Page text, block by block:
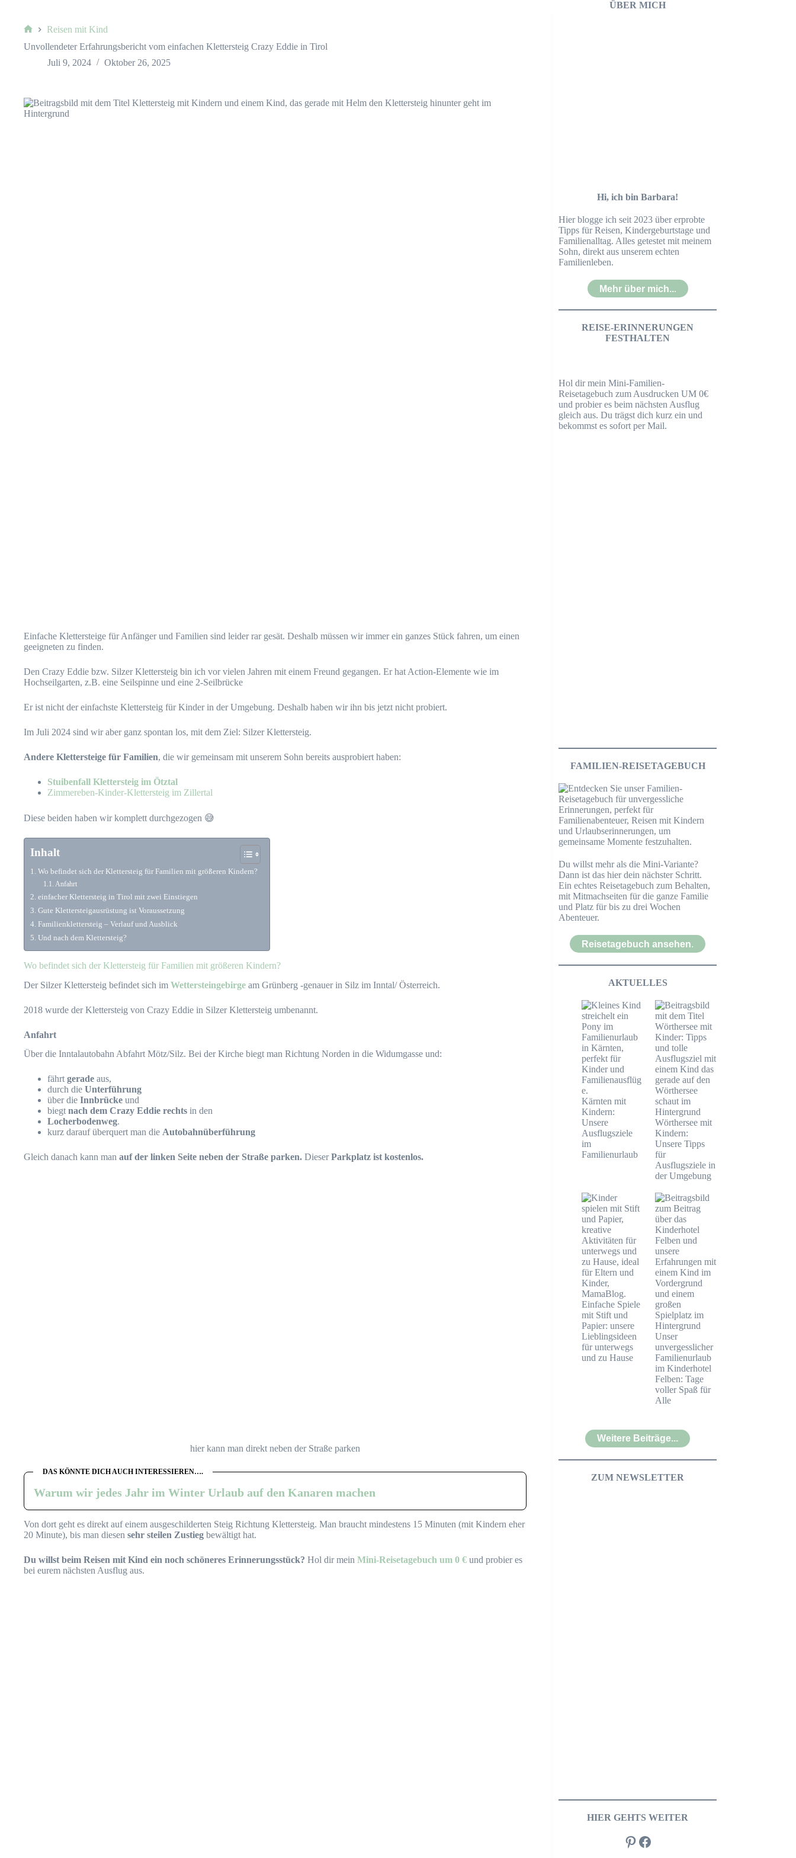
Reisen mit Kind
Unvollendeter Erfahrungsbericht vom einfachen Klettersteig Crazy Eddie in Tirol
Juli 9, 2024
Oktober 26, 2025
Einfache Klettersteige für Anfänger und Familien sind leider rar gesät. Deshalb müssen wir immer ein ganzes Stück fahren, um einen
geeigneten zu finden.
Den Crazy Eddie bzw. Silzer Klettersteig bin ich vor vielen Jahren mit einem Freund gegangen. Er hat Action-Elemente wie im
Hochseilgarten, z.B. eine Seilspinne und eine 2-Seilbrücke
Er ist nicht der einfachste Klettersteig für Kinder in der Umgebung. Deshalb haben wir ihn bis jetzt nicht probiert.
Im Juli 2024 sind wir aber ganz spontan los, mit dem Ziel: Silzer Klettersteig.
Andere Klettersteige für Familien, die wir gemeinsam mit unserem Sohn bereits ausprobiert haben:
Stuibenfall Klettersteig im Ötztal
Zimmereben-Kinder-Klettersteig im Zillertal
Diese beiden haben wir komplett durchgezogen 😅
Inhalt
Wo befindet sich der Klettersteig für Familien mit größeren Kindern?
Anfahrt
einfacher Klettersteig in Tirol mit zwei Einstiegen
Gute Klettersteigausrüstung ist Voraussetzung
Familienklettersteig – Verlauf und Ausblick
Und nach dem Klettersteig?
Wo befindet sich der Klettersteig für Familien mit größeren Kindern?
Der Silzer Klettersteig befindet sich im Wettersteingebirge am Grünberg -genauer in Silz im Inntal/ Österreich.
2018 wurde der Klettersteig von Crazy Eddie in Silzer Klettersteig umbenannt.
Anfahrt
Über die Inntalautobahn Abfahrt Mötz/Silz. Bei der Kirche biegt man Richtung Norden in die Widumgasse und:
fährtgerade aus,
durch die Unterführung
über die Innbrücke und
biegtnach dem Crazy Eddie rechts in den
Locherbodenweg.
kurz darauf überquert man die Autobahnüberführung
Gleich danach kann man auf der linken Seite neben der Straße parken. DieserParkplatz ist kostenlos.
hier kann man direkt neben der Straße parken
DAS KÖNNTE DICH AUCH INTERESSIEREN….
Warum wir jedes Jahr im Winter Urlaub auf den Kanaren machen
Von dort geht es direkt auf einem ausgeschilderten Steig Richtung Klettersteig. Man braucht mindestens 15 Minuten (mit Kindern eher
20 Minute), bis man diesen sehr steilen Zustieg bewältigt hat.
Du willst beim Reisen mit Kind ein noch schöneres Erinnerungsstück? Hol dir mein Mini-Reisetagebuch um 0 € und probier es
bei eurem nächsten Ausflug aus.
ÜBER MICH
Hi, ich bin Barbara!
Hier blogge ich seit 2023 über erprobte
Tipps für Reisen, Kindergeburtstage und
Familienalltag. Alles getestet mit meinem
Sohn, direkt aus unserem echten
Familienleben.
Mehr über mich..
REISE-ERINNERUNGEN
FESTHALTEN
Hol dir mein Mini-Familien-
Reisetagebuch zum Ausdrucken UM 0€
und probier es beim nächsten Ausflug
gleich aus. Du trägst dich kurz ein und
bekommst es sofort per Mail.
FAMILIEN-REISETAGEBUCH
Du willst mehr als die Mini-Variante?
Dann ist das hier dein nächster Schritt.
Ein echtes Reisetagebuch zum Behalten,
mit Mitmachseiten für die ganze Familie
und Platz für bis zu drei Wochen
Abenteuer.
Reisetagebuch ansehen
AKTUELLES
Kärnten mit
Kindern:
Unsere
Ausflugsziele
im
Familienurlaub
Wörthersee mit
Kindern:
Unsere Tipps
für
Ausflugsziele in
der Umgebung
Einfache Spiele
mit Stift und
Papier: unsere
Lieblingsideen
für unterwegs
und zu Hause
Unser
unvergesslicher
Familienurlaub
im Kinderhotel
Felben: Tage
voller Spaß für
Alle
Weitere Beiträge...
ZUM NEWSLETTER
HIER GEHTS WEITER
Pinterest
Facebook